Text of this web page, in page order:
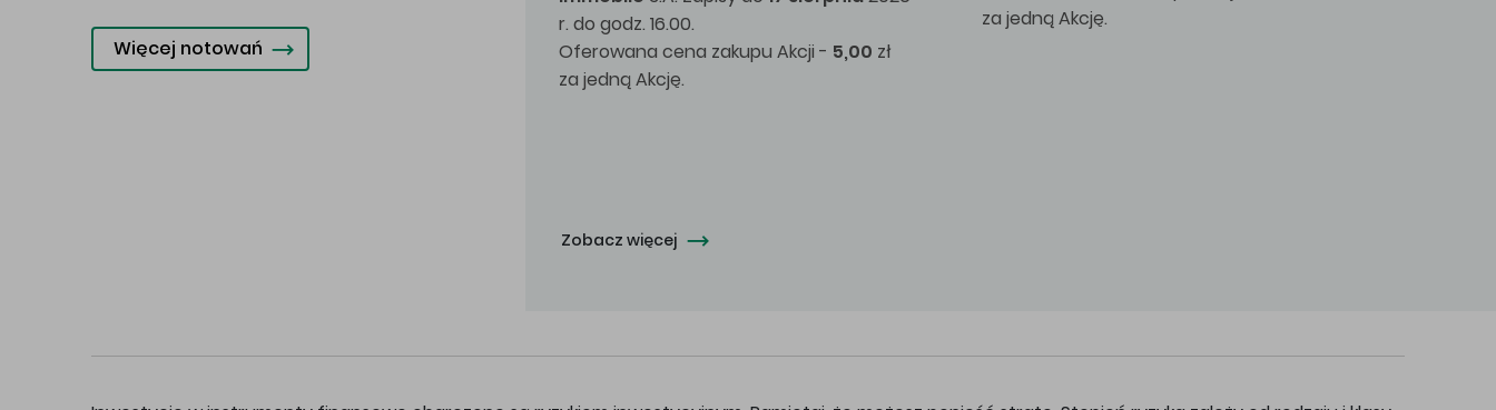
Więcej notowań
r. do godz. 16.00.
Oferowana cena zakupu Akcji - 5,00 zł
za jedną Akcję.
za jedną Akcję.
Zobacz więcej